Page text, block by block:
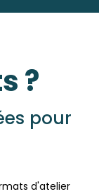
?
pour
d'atelier